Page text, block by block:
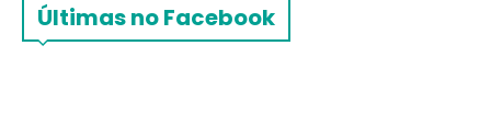
Últimas no Facebook